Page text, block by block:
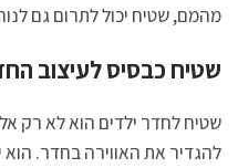
מהמם, שטיח יכול לתרום גם
שטיח כבסיס לעיצוב
שטיח לחדר ילדים הוא לא רק
להגדיר את האווירה בחדר. הוא